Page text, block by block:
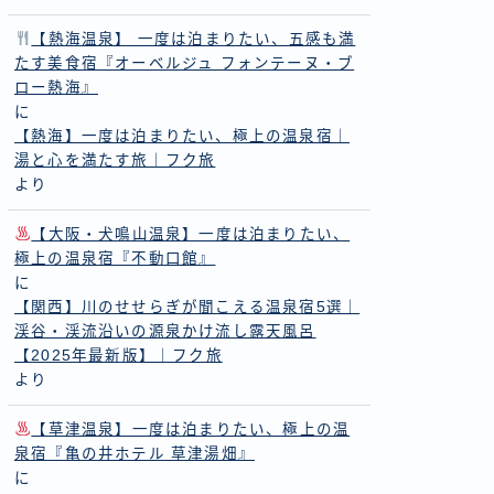
【熱海温泉】 一度は泊まりたい、五感も満
たす美食宿『オーベルジュ フォンテーヌ・ブ
ロー熱海』
に
【熱海】一度は泊まりたい、極上の温泉宿｜
湯と心を満たす旅｜フク旅
より
【大阪・犬鳴山温泉】一度は泊まりたい、
極上の温泉宿『不動口館』
に
【関西】川のせせらぎが聞こえる温泉宿5選｜
渓谷・渓流沿いの源泉かけ流し露天風呂
【2025年最新版】｜フク旅
より
【草津温泉】一度は泊まりたい、極上の温
泉宿『亀の井ホテル 草津湯畑』
に